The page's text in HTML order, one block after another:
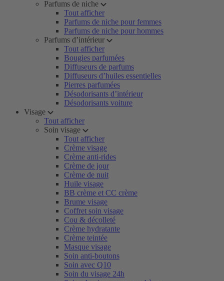
Parfums de niche
Tout afficher
Parfums de niche pour femmes
Parfums de niche pour hommes
Parfums d’intérieur
Tout afficher
Bougies parfumées
Diffuseurs de parfums
Diffuseurs d’huiles essentielles
Pierres parfumées
Désodorisants d’intérieur
Désodorisants voiture
Visage
Tout afficher
Soin visage
Tout afficher
Crème visage
Crème anti-rides
Crème de jour
Crème de nuit
Huile visage
BB crème et CC crème
Brume visage
Coffret soin visage
Cou & décolleté
Crème hydratante
Crème teintée
Masque visage
Soin anti-boutons
Soin avec Q10
Soin du visage 24h